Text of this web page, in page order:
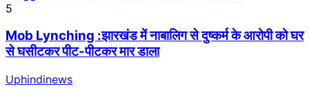
5
Mob Lynching :झारखंड में नाबालिग से दुष्कर्म के आरोपी को घर
से घसीटकर पीट-पीटकर मार डाला
Uphindinews